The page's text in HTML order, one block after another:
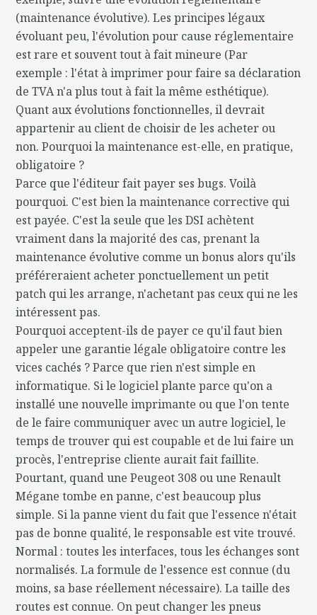
(maintenance évolutive). Les principes légaux
évoluant peu, l'évolution pour cause réglementaire
est rare et souvent tout à fait mineure (Par
exemple : l'état à imprimer pour faire sa déclaration
de TVA n'a plus tout à fait la même esthétique).
Quant aux évolutions fonctionnelles, il devrait
appartenir au client de choisir de les acheter ou
non. Pourquoi la maintenance est-elle, en pratique,
obligatoire ?
Parce que l'éditeur fait payer ses bugs. Voilà
pourquoi. C'est bien la maintenance corrective qui
est payée. C'est la seule que les DSI achètent
vraiment dans la majorité des cas, prenant la
maintenance évolutive comme un bonus alors qu'ils
préféreraient acheter ponctuellement un petit
patch qui les arrange, n'achetant pas ceux qui ne les
intéressent pas.
Pourquoi acceptent-ils de payer ce qu'il faut bien
appeler une garantie légale obligatoire contre les
vices cachés ? Parce que rien n'est simple en
informatique. Si le logiciel plante parce qu'on a
installé une nouvelle imprimante ou que l'on tente
de le faire communiquer avec un autre logiciel, le
temps de trouver qui est coupable et de lui faire un
procès, l'entreprise cliente aurait fait faillite.
Pourtant, quand une Peugeot 308 ou une Renault
Mégane tombe en panne, c'est beaucoup plus
simple. Si la panne vient du fait que l'essence n'était
pas de bonne qualité, le responsable est vite trouvé.
Normal : toutes les interfaces, tous les échanges sont
normalisés. La formule de l'essence est connue (du
moins, sa base réellement nécessaire). La taille des
routes est connue. On peut changer les pneus